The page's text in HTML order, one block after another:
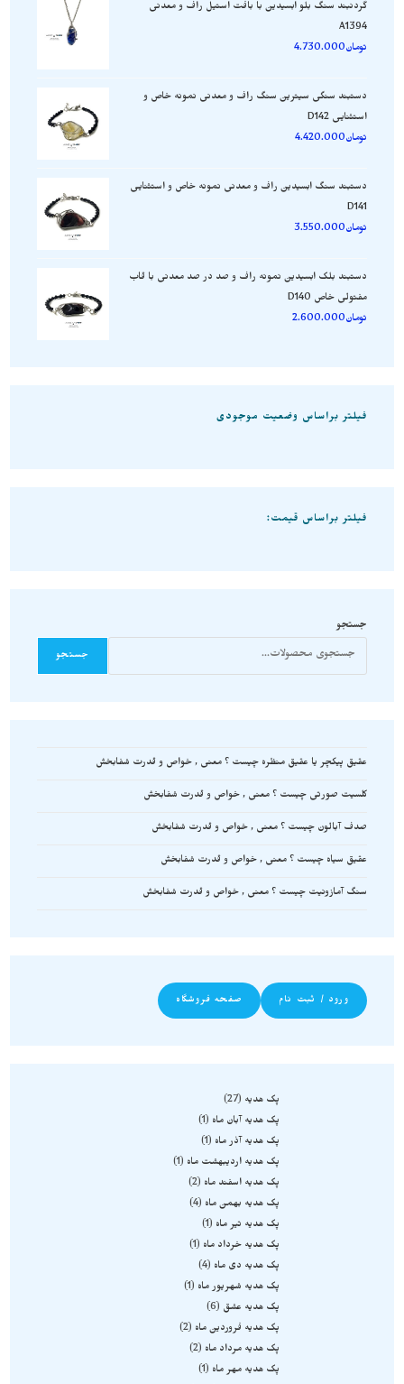
گردنبند سنگ بلو ابسیدین با بافت استیل راف و معدنی
A1394
تومان4.730.000
دستبند سنگی سیترین سنگ راف و معدنی نمونه خاص و
استثنایی D142
تومان4.420.000
دستبند سنگ ابسیدین راف و معدنی نمونه خاص و استثنایی
D141
تومان3.550.000
دستبند بلک ابسیدین نمونه راف و صد در صد معدنی با قاب
مفتولی خاص D140
تومان2.600.000
فیلتر براساس وضعیت موجودی
فیلتر براساس قیمت:
جستجو
جستجو
عقیق پیکچر یا عقیق منظره چیست ؟ معنی , خواص و قدرت شفابخش
کلسیت صورتی چیست ؟ معنی , خواص و قدرت شفابخش
صدف آبالون چیست ؟ معنی , خواص و قدرت شفابخش
عقیق سیاه چیست ؟ معنی , خواص و قدرت شفابخش
سنگ آمازونیت چیست ؟ معنی , خواص و قدرت شفابخش
ورود / ثبت نام صفحه فروشگاه
پک هدیه
27
پک هدیه آبان ماه
1
پک هدیه آذر ماه
1
پک هدیه اردیبهشت ماه
1
پک هدیه اسفند ماه
2
پک هدیه بهمن ماه
4
پک هدیه تیر ماه
1
پک هدیه خرداد ماه
1
پک هدیه دی ماه
4
پک هدیه شهریور ماه
1
پک هدیه عشق
6
پک هدیه فروردین ماه
2
پک هدیه مرداد ماه
2
پک هدیه مهر ماه
1